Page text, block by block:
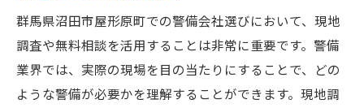
群馬県沼田市屋形原町での警備会社選びにおいて、現地
調査や無料相談を活用することは非常に重要です。警備
業界では、実際の現場を目の当たりにすることで、どの
ような警備が必要かを理解することができます。現地調